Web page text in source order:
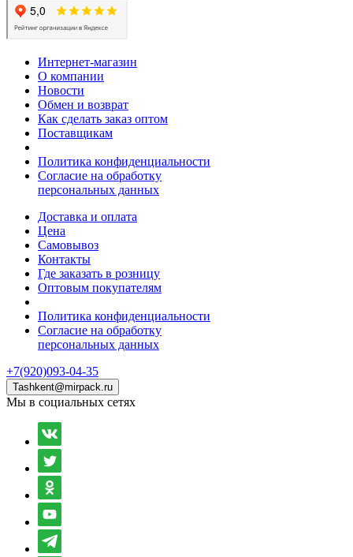
Интернет-магазин
О компании
Новости
Обмен и возврат
Как сделать заказ оптом
Поставщикам
Политика конфиденциальности
Согласие на обработку
персональных данных
Доставка и оплата
Цена
Самовывоз
Контакты
Где заказать в розницу
Оптовым покупателям
Политика конфиденциальности
Согласие на обработку
персональных данных
+7(920)093-04-35
Tashkent@mirpack.ru
Мы в социальных сетях